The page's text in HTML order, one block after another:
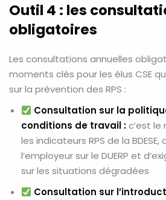
Outil 4 : les
obligatoires
Les consultations annuelles
moments clés pour les élus CSE
sur la prévention des RPS :
Consultation sur la
conditions de travail :c’est le
les indicateurs RPS de la
l’employeur sur le DUERP et
sur les situations dégradées
Consultation sur